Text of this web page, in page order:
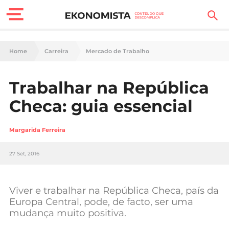
Finanças Pessoais
Carreira
Tecnologia
Negócios
Home Carreira Mercado de Trabalho
Trabalhar na República
Checa: guia essencial
Margarida Ferreira
27 Set, 2016
Viver e trabalhar na República Checa, país da
Europa Central, pode, de facto, ser uma
mudança muito positiva.